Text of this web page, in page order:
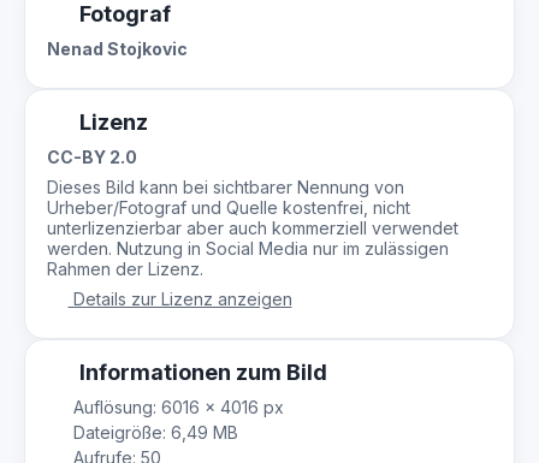
Fotograf
Nenad Stojkovic
Lizenz
CC-BY 2.0
Dieses Bild kann bei sichtbarer Nennung von
Urheber/Fotograf und Quelle kostenfrei, nicht
unterlizenzierbar aber auch kommerziell verwendet
werden. Nutzung in Social Media nur im zulässigen
Rahmen der Lizenz.
Details zur Lizenz anzeigen
Informationen zum Bild
Auflösung: 6016 × 4016 px
Dateigröße: 6,49 MB
Aufrufe: 50